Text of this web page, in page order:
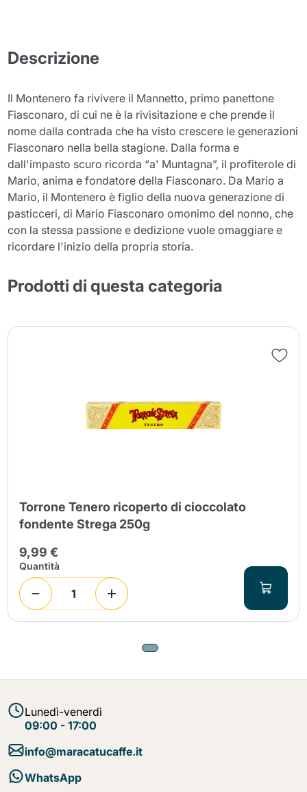
Descrizione
Il Montenero fa rivivere il Mannetto, primo panettone
Fiasconaro, di cui ne è la rivisitazione e che prende il
nome dalla contrada che ha visto crescere le generazioni
Fiasconaro nella bella stagione. Dalla forma e
dall'impasto scuro ricorda “a' Muntagna”, il profiterole di
Mario, anima e fondatore della Fiasconaro. Da Mario a
Mario, il Montenero è figlio della nuova generazione di
pasticceri, di Mario Fiasconaro omonimo del nonno, che
con la stessa passione e dedizione vuole omaggiare e
ricordare l'inizio della propria storia.
Prodotti di questa categoria
Torrone Tenero ricoperto di cioccolato
fondente Strega 250g
9,99 €
Quantità
Lunedì-venerdì
09:00 - 17:00
info@maracatucaffe.it
WhatsApp